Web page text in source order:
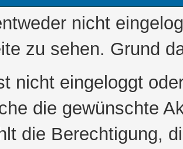
nicht
zu sehen. Grund
nicht eingeloggt
die gewünschte
die Berechtigung,